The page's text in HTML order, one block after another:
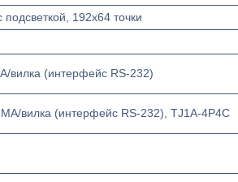
192х64 точки
вилка (интерфейс RS-232)
вилка (интерфейс RS-232), TJ1A-4P4C